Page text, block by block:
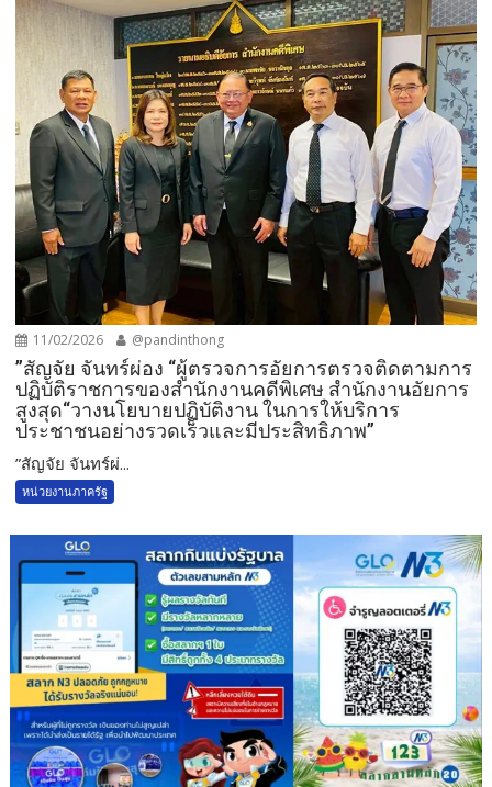
11/02/2026 @pandinthong
”สัญจัย จันทร์ผ่อง “ผู้ตรวจการอัยการตรวจติดตามการ
ปฏิบัติราชการของสำนักงานคดีพิเศษ สำนักงานอัยการ
สูงสุด“วางนโยบายปฏิบัติงาน ในการให้บริการ
ประชาชนอย่างรวดเร็วและมีประสิทธิภาพ”
”สัญจัย จันทร์ผ่...
หน่วยงานภาครัฐ